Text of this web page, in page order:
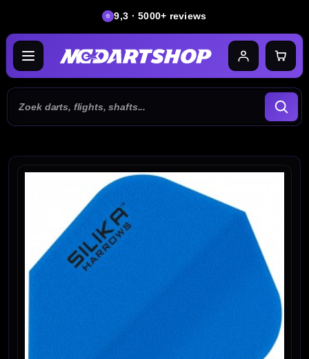
9,3 · 5000+ reviews